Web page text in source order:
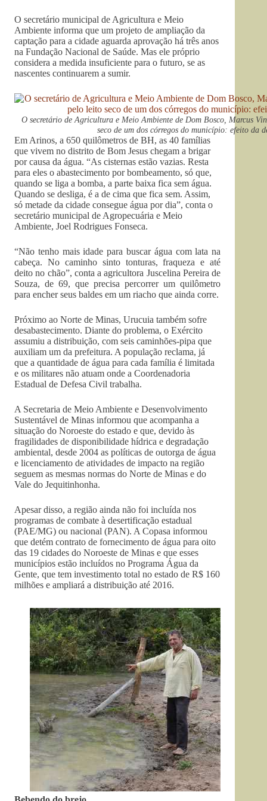
O secretário municipal de Agricultura e Meio
Ambiente informa que um projeto de ampliação da
captação para a cidade aguarda aprovação há três anos
na Fundação Nacional de Saúde. Mas ele próprio
considera a medida insuficiente para o futuro, se as
nascentes continuarem a sumir.
O secretário de Agricultura e Meio Ambiente de Dom Bosco, Marcus
seco de um dos córregos do município: efeito da
Em Arinos, a 650 quilômetros de BH, as 40 famílias
que vivem no distrito de Bom Jesus chegam a brigar
por causa da água. “As cisternas estão vazias. Resta
para eles o abastecimento por bombeamento, só que,
quando se liga a bomba, a parte baixa fica sem água.
Quando se desliga, é a de cima que fica sem. Assim,
só metade da cidade consegue água por dia”, conta o
secretário municipal de Agropecuária e Meio
Ambiente, Joel Rodrigues Fonseca.
“Não tenho mais idade para buscar água com lata na
cabeça. No caminho sinto tonturas, fraqueza e até
deito no chão”, conta a agricultora Juscelina Pereira de
Souza, de 69, que precisa percorrer um quilômetro
para encher seus baldes em um riacho que ainda corre.
Próximo ao Norte de Minas, Urucuia também sofre
desabastecimento. Diante do problema, o Exército
assumiu a distribuição, com seis caminhões-pipa que
auxiliam um da prefeitura. A população reclama, já
que a quantidade de água para cada família é limitada
e os militares não atuam onde a Coordenadoria
Estadual de Defesa Civil trabalha.
A Secretaria de Meio Ambiente e Desenvolvimento
Sustentável de Minas informou que acompanha a
situação do Noroeste do estado e que, devido às
fragilidades de disponibilidade hídrica e degradação
ambiental, desde 2004 as políticas de outorga de água
e licenciamento de atividades de impacto na região
seguem as mesmas normas do Norte de Minas e do
Vale do Jequitinhonha.
Apesar disso, a região ainda não foi incluída nos
programas de combate à desertificação estadual
(PAE/MG) ou nacional (PAN). A Copasa informou
que detém contrato de fornecimento de água para oito
das 19 cidades do Noroeste de Minas e que esses
municípios estão incluídos no Programa Água da
Gente, que tem investimento total no estado de R$ 160
milhões e ampliará a distribuição até 2016.